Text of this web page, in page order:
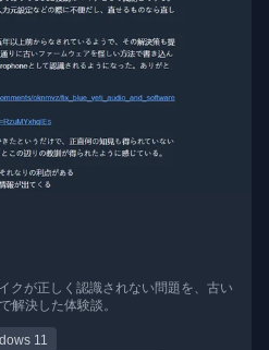
クが正しく認識されない問題を、古い
解決した体験談。
11